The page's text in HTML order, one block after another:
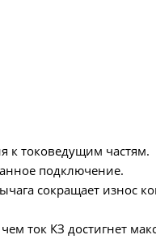
к токоведущим частям.
подключение.
сокращает износ
ток КЗ достигнет